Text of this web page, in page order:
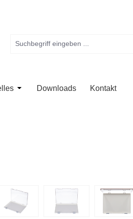
Kategorie Anwendung
das Dropdown der Kategorie
Öffne oder Schließe das Dropdown
Downloads Kontakt